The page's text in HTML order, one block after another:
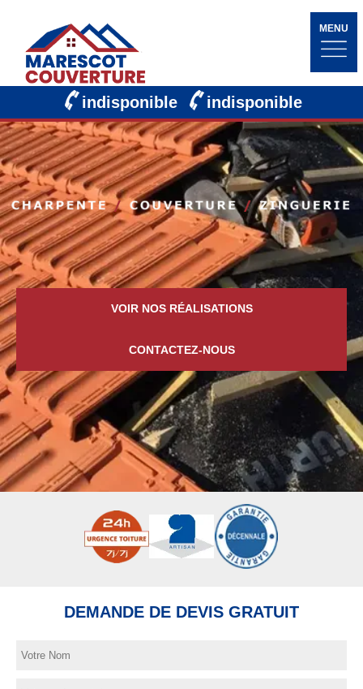
MENU
indisponible indisponible
VOIR NOS RÉALISATIONS
CONTACTEZ-NOUS
DEMANDE DE DEVIS GRATUIT